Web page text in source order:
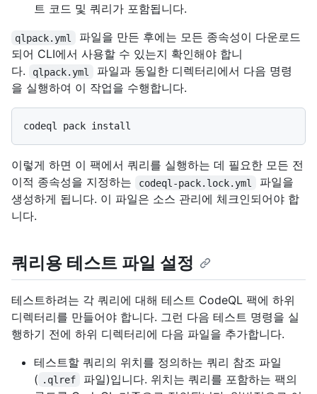
트 코드 및 쿼리가 포함됩니다.
qlpack.yml
파일을 만든 후에는 모든 종속성이 다운로드
되어 CLI에서 사용할 수 있는지 확인해야 합니
다.
qlpack.yml
파일과 동일한 디렉터리에서 다음 명령
을 실행하여 이 작업을 수행합니다.
이렇게 하면 이 팩에서 쿼리를 실행하는 데 필요한 모든 전
이적 종속성을 지정하는
codeql-pack.lock.yml
파일을
생성하게 됩니다. 이 파일은 소스 관리에 체크인되어야 합
니다.
쿼리용 테스트 파일 설정
테스트하려는 각 쿼리에 대해 테스트 CodeQL 팩에 하위
디렉터리를 만들어야 합니다. 그런 다음 테스트 명령을 실
행하기 전에 하위 디렉터리에 다음 파일을 추가합니다.
테스트할 쿼리의 위치를 정의하는 쿼리 참조 파일
( .qlref
파일)입니다. 위치는 쿼리를 포함하는 팩의